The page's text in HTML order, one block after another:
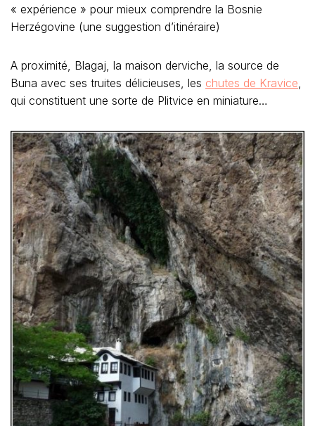
« expérience » pour mieux comprendre la Bosnie
Herzégovine (une suggestion d’itinéraire)
A proximité, Blagaj, la maison derviche, la source de
Buna avec ses truites délicieuses, les chutes de Kravice,
qui constituent une sorte de Plitvice en miniature…